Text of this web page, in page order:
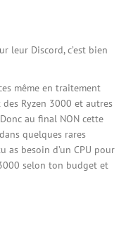
leur Discord, c’est bien
même en traitement
Ryzen 3000 et autres
au final NON cette
quelques rares
as besoin d’un CPU pour
selon ton budget et